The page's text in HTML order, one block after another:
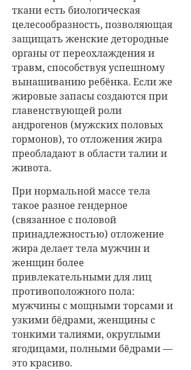
ткани есть биологическая
целесообразность, позволяющая
защищать женские детородные
органы от переохлаждения и
травм, способствуя успешному
вынашиванию ребёнка. Если же
жировые запасы создаются при
главенствующей роли
андрогенов (мужских половых
гормонов), то отложения жира
преобладают в области талии и
живота.
При нормальной массе тела
такое разное гендерное
(связанное с половой
принадлежностью) отложение
жира делает тела мужчин и
женщин более
привлекательными для лиц
противоположного пола:
мужчины с мощными торсами и
узкими бёдрами, женщины с
тонкими талиями, округлыми
ягодицами, полными бёдрами —
это красиво.